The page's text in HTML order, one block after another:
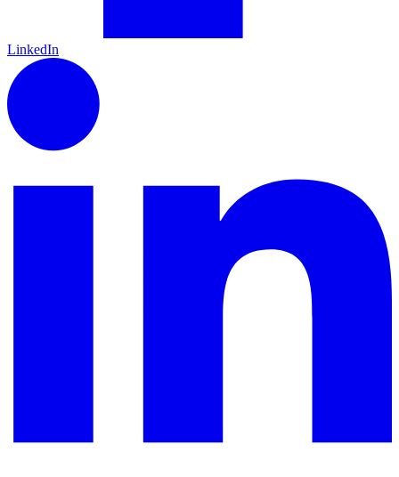
LinkedIn